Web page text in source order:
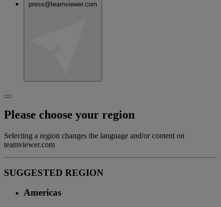
press@teamviewer.com
Please choose your region
Selecting a region changes the language and/or content on
teamviewer.com
SUGGESTED REGION
Americas